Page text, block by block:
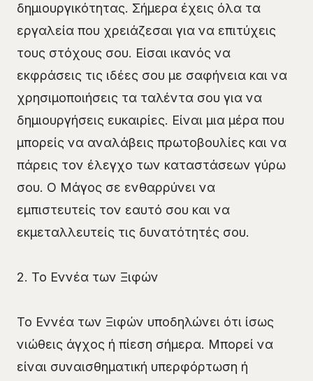
δημιουργικότητας. Σήμερα έχεις όλα τα
εργαλεία που χρειάζεσαι για να επιτύχεις
τους στόχους σου. Είσαι ικανός να
εκφράσεις τις ιδέες σου με σαφήνεια και να
χρησιμοποιήσεις τα ταλέντα σου για να
δημιουργήσεις ευκαιρίες. Είναι μια μέρα που
μπορείς να αναλάβεις πρωτοβουλίες και να
πάρεις τον έλεγχο των καταστάσεων γύρω
σου. Ο Μάγος σε ενθαρρύνει να
εμπιστευτείς τον εαυτό σου και να
εκμεταλλευτείς τις δυνατότητές σου.
2. Το Εννέα των Ξιφών
Το Εννέα των Ξιφών υποδηλώνει ότι ίσως
νιώθεις άγχος ή πίεση σήμερα. Μπορεί να
είναι συναισθηματική υπερφόρτωση ή